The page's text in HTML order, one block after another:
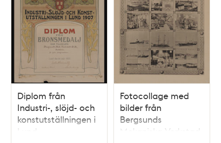
Diplom från
Industri-, slöjd- och
konstutställningen i
Lund
Fotocollage med
bilder från
Bergsunds
Mekaniska Verkstad